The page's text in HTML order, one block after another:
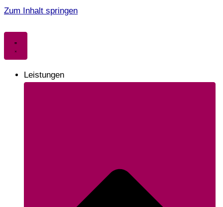
Zum Inhalt springen
Leistungen